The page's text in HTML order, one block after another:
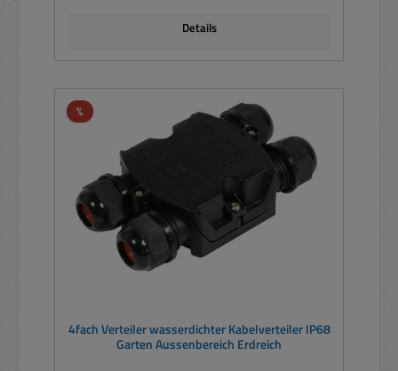
Details
%Rabatt
4fach Verteiler wasserdichter Kabelverteiler IP68
Garten Aussenbereich Erdreich